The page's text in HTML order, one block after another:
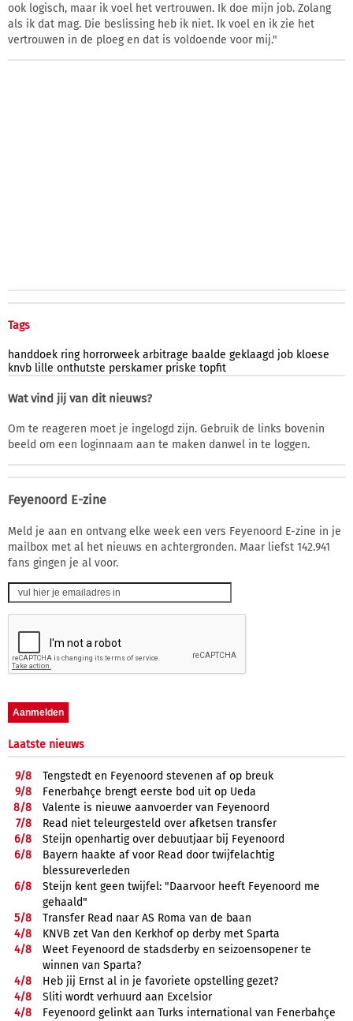
ook logisch, maar ik voel het vertrouwen. Ik doe mijn job. Zolang
als ik dat mag. Die beslissing heb ik niet. Ik voel en ik zie het
vertrouwen in de ploeg en dat is voldoende voor mij."
Tags
handdoek ring horrorweek arbitrage baalde geklaagd job kloese
knvb lille onthutste perskamer priske topfit
Wat vind jij van dit nieuws?
Om te reageren moet je ingelogd zijn. Gebruik de links bovenin
beeld om een loginnaam aan te maken danwel in te loggen.
Feyenoord E-zine
Meld je aan en ontvang elke week een vers Feyenoord E-zine in je
mailbox met al het nieuws en achtergronden. Maar liefst 142.941
fans gingen je al voor.
Laatste nieuws
9/8
Tengstedt en Feyenoord stevenen af op breuk
9/8
Fenerbahçe brengt eerste bod uit op Ueda
8/8
Valente is nieuwe aanvoerder van Feyenoord
7/8
Read niet teleurgesteld over afketsen transfer
6/8
Steijn openhartig over debuutjaar bij Feyenoord
6/8
Bayern haakte af voor Read door twijfelachtig
blessureverleden
6/8
Steijn kent geen twijfel: "Daarvoor heeft Feyenoord me
gehaald"
5/8
Transfer Read naar AS Roma van de baan
4/8
KNVB zet Van den Kerkhof op derby met Sparta
4/8
Weet Feyenoord de stadsderby en seizoensopener te
winnen van Sparta?
4/8
Heb jij Ernst al in je favoriete opstelling gezet?
4/8
Sliti wordt verhuurd aan Excelsior
4/8
Feyenoord gelinkt aan Turks international van Fenerbahçe